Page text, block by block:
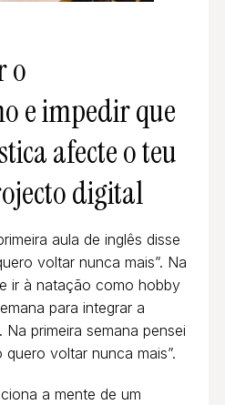
o
e impedir que
afecte o teu
digital
aula de inglês disse
voltar nunca mais”. Na
ir à natação como hobby
para integrar a
primeira semana pensei
quero voltar nunca mais”.
a mente de um